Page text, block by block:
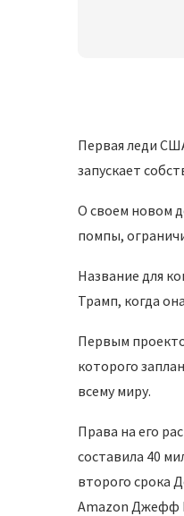
Первая леди
запускает
О своем новом
помпы,
Название для
Трамп, когда
Первым
которого
всему миру.
Права на его
составила 40
второго срока
Amazon Джефф